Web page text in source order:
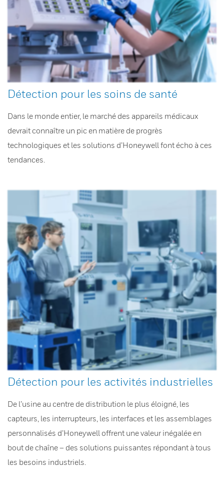
Détection pour les soins de santé
Dans le monde entier, le marché des appareils médicaux
devrait connaître un pic en matière de progrès
technologiques et les solutions d’Honeywell font écho à ces
tendances.
Détection pour les activités industrielles
De l’usine au centre de distribution le plus éloigné, les
capteurs, les interrupteurs, les interfaces et les assemblages
personnalisés d’Honeywell offrent une valeur inégalée en
bout de chaîne – des solutions puissantes répondant à tous
les besoins industriels.